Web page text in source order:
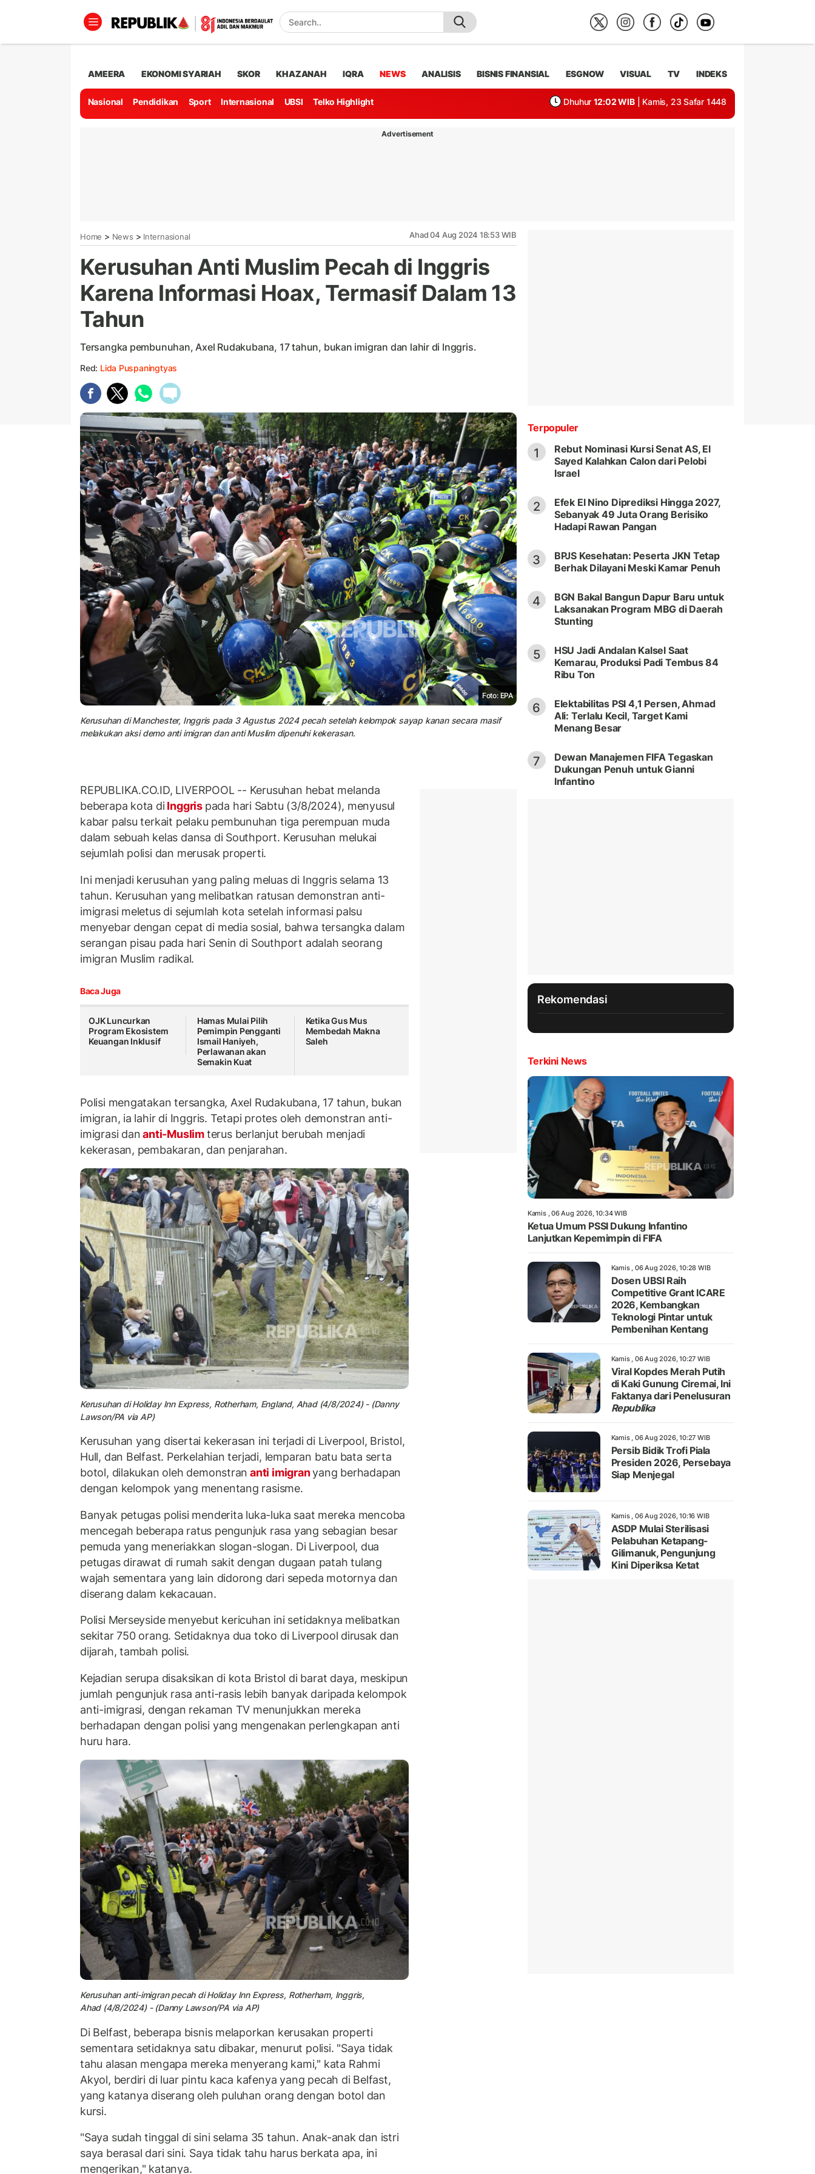
AMEERA EKONOMI SYARIAH SKOR KHAZANAH IQRA NEWS ANALISIS BISNIS FINANSIAL ESGNOW VISUAL TV INDEKS
Nasional Pendidikan Sport Internasional UBSI Telko Highlight Dhuhur 12:02 WIB | Kamis, 23 Safar 1448
Advertisement
Home > News > Internasional Ahad 04 Aug 2024 18:53 WIB
Kerusuhan Anti Muslim Pecah di Inggris
Karena Informasi Hoax, Termasif Dalam 13
Tahun
Tersangka pembunuhan, Axel Rudakubana, 17 tahun, bukan imigran dan lahir di Inggris.
Red: Lida Puspaningtyas
Foto: EPA
Kerusuhan di Manchester, Inggris pada 3 Agustus 2024 pecah setelah kelompok sayap kanan secara masif
melakukan aksi demo anti imigran dan anti Muslim dipenuhi kekerasan.
REPUBLIKA.CO.ID, LIVERPOOL -- Kerusuhan hebat melanda
beberapa kota diInggris pada hari Sabtu (3/8/2024), menyusul
kabar palsu terkait pelaku pembunuhan tiga perempuan muda
dalam sebuah kelas dansa di Southport. Kerusuhan melukai
sejumlah polisi dan merusak properti.
Ini menjadi kerusuhan yang paling meluas di Inggris selama 13
tahun. Kerusuhan yang melibatkan ratusan demonstran anti-
imigrasi meletus di sejumlah kota setelah informasi palsu
menyebar dengan cepat di media sosial, bahwa tersangka dalam
serangan pisau pada hari Senin di Southport adalah seorang
imigran Muslim radikal.
Baca Juga
OJK Luncurkan
Program Ekosistem
Keuangan Inklusif
Hamas Mulai Pilih
Pemimpin Pengganti
Ismail Haniyeh,
Perlawanan akan
Semakin Kuat
Ketika Gus Mus
Membedah Makna
Saleh
Polisi mengatakan tersangka, Axel Rudakubana, 17 tahun, bukan
imigran, ia lahir di Inggris. Tetapi protes oleh demonstran anti-
imigrasi dananti-Muslimterus berlanjut berubah menjadi
kekerasan, pembakaran, dan penjarahan.
Kerusuhan di Holiday Inn Express, Rotherham, England, Ahad (4/8/2024) - (Danny
Lawson/PA via AP)
Kerusuhan yang disertai kekerasan ini terjadi di Liverpool, Bristol,
Hull, dan Belfast. Perkelahian terjadi, lemparan batu bata serta
botol, dilakukan oleh demonstran anti imigranyang berhadapan
dengan kelompok yang menentang rasisme.
Banyak petugas polisi menderita luka-luka saat mereka mencoba
mencegah beberapa ratus pengunjuk rasa yang sebagian besar
pemuda yang meneriakkan slogan-slogan. Di Liverpool, dua
petugas dirawat di rumah sakit dengan dugaan patah tulang
wajah sementara yang lain didorong dari sepeda motornya dan
diserang dalam kekacauan.
Polisi Merseyside menyebut kericuhan ini setidaknya melibatkan
sekitar 750 orang. Setidaknya dua toko di Liverpool dirusak dan
dijarah, tambah polisi.
Kejadian serupa disaksikan di kota Bristol di barat daya, meskipun
jumlah pengunjuk rasa anti-rasis lebih banyak daripada kelompok
anti-imigrasi, dengan rekaman TV menunjukkan mereka
berhadapan dengan polisi yang mengenakan perlengkapan anti
huru hara.
Kerusuhan anti-imigran pecah di Holiday Inn Express, Rotherham, Inggris,
Ahad (4/8/2024) - (Danny Lawson/PA via AP)
Di Belfast, beberapa bisnis melaporkan kerusakan properti
sementara setidaknya satu dibakar, menurut polisi. "Saya tidak
tahu alasan mengapa mereka menyerang kami," kata Rahmi
Akyol, berdiri di luar pintu kaca kafenya yang pecah di Belfast,
yang katanya diserang oleh puluhan orang dengan botol dan
kursi.
"Saya sudah tinggal di sini selama 35 tahun. Anak-anak dan istri
saya berasal dari sini. Saya tidak tahu harus berkata apa, ini
mengerikan," katanya.
Terpopuler
1
Rebut Nominasi Kursi Senat AS, El
Sayed Kalahkan Calon dari Pelobi
Israel
2
Efek El Nino Diprediksi Hingga 2027,
Sebanyak 49 Juta Orang Berisiko
Hadapi Rawan Pangan
3
BPJS Kesehatan: Peserta JKN Tetap
Berhak Dilayani Meski Kamar Penuh
4
BGN Bakal Bangun Dapur Baru untuk
Laksanakan Program MBG di Daerah
Stunting
5
HSU Jadi Andalan Kalsel Saat
Kemarau, Produksi Padi Tembus 84
Ribu Ton
6
Elektabilitas PSI 4,1 Persen, Ahmad
Ali: Terlalu Kecil, Target Kami
Menang Besar
7
Dewan Manajemen FIFA Tegaskan
Dukungan Penuh untuk Gianni
Infantino
Rekomendasi
Terkini News
Kamis , 06 Aug 2026, 10:34 WIB
Ketua Umum PSSI Dukung Infantino
Lanjutkan Kepemimpin di FIFA
Kamis , 06 Aug 2026, 10:28 WIB
Dosen UBSI Raih
Competitive Grant ICARE
2026, Kembangkan
Teknologi Pintar untuk
Pembenihan Kentang
Kamis , 06 Aug 2026, 10:27 WIB
Viral Kopdes Merah Putih
di Kaki Gunung Ciremai, Ini
Faktanya dari Penelusuran
Republika
Kamis , 06 Aug 2026, 10:27 WIB
Persib Bidik Trofi Piala
Presiden 2026, Persebaya
Siap Menjegal
Kamis , 06 Aug 2026, 10:16 WIB
ASDP Mulai Sterilisasi
Pelabuhan Ketapang-
Gilimanuk, Pengunjung
Kini Diperiksa Ketat